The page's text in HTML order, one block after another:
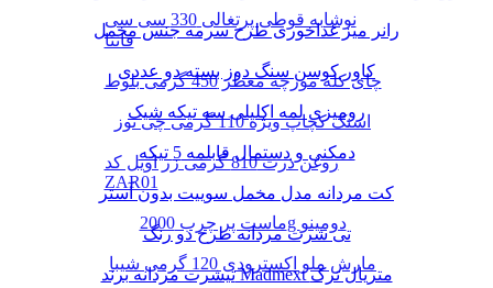
نوشابه قوطی پرتغالی 330 سی سی
فانتا
چای کله مورچه معطر 450 گرمی بلوط
اسنک کچاپ ویژه 110 گرمی چی توز
روغن ذرت 810 گرمی زر اویل کد
ZAR01
ماست پر چرب 2000g دومینو
مارش ملو اکسترودی 120 گرمی شیبا
رانر میز غذاخوری طرح سرمه جنس مخمل
کاور کوسن سنگ دوز بسته دو عددی
رومیزی لمه اکلیلی سه تیکه شیک
دمکنی و دستمال قابلمه 5 تیکه
کت مردانه مدل مخمل سوییت بدون آستر
تی شرت مردانه طرح دو رنگ
تیشرت مردانه برند Madmext متریال ترک